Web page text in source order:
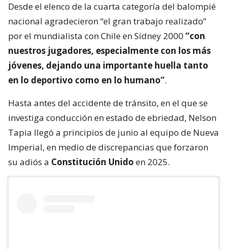
Desde el elenco de la cuarta categoría del balompié
nacional agradecieron “el gran trabajo realizado”
por el mundialista con Chile en Sídney 2000 “con
nuestros jugadores, especialmente con los más
jóvenes, dejando una importante huella tanto
en lo deportivo como en lo humano”.
Hasta antes del accidente de tránsito, en el que se
investiga conducción en estado de ebriedad, Nelson
Tapia llegó a principios de junio al equipo de Nueva
Imperial, en medio de discrepancias que forzaron
su adiós a Constitución Unido en 2025.